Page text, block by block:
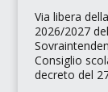
Via libera
2026/2027
Consiglio
decreto del